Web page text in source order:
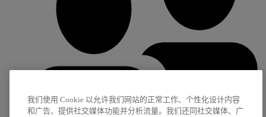
我们使用 Cookie 以允许我们网站的正常工作、个性化设计内容
和广告、提供社交媒体功能并分析流量。我们还同社交媒体、广